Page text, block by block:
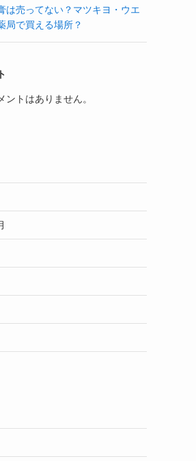
は売ってない？マツキヨ・ウエ
局で買える場所？
ントはありません。